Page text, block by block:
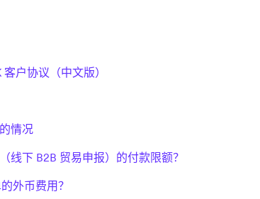
户协议（中文版）
情况
线下 B2B 贸易申报）的付款限额？
外币费用？